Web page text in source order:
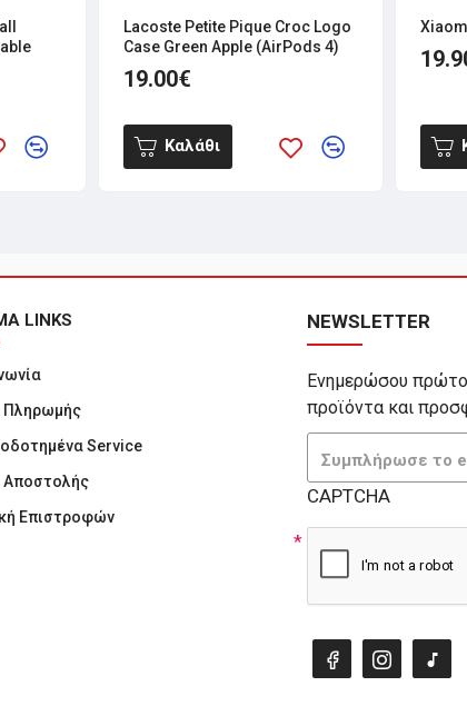
Lacoste Petite Pique Croc Logo
Case Green Apple (AirPods 4)
19.00€
Καλάθι
LINKS
Πληρωμής
Service
Αποστολής
Επιστροφών
NEWSLETTER
Ενημερώσου
προϊόντα και
CAPTCHA